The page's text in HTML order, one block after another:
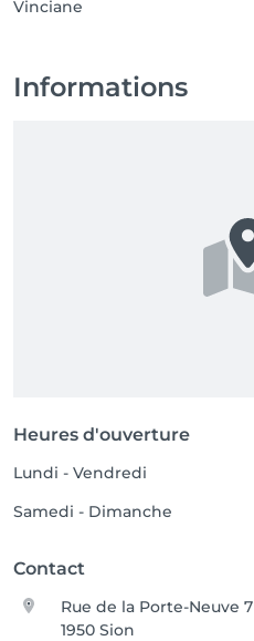
Vinciane
Informations
Heures d'ouverture
Lundi - Vendredi
Samedi - Dimanche
Contact
Rue de la Porte-Neuve 7
1950 Sion